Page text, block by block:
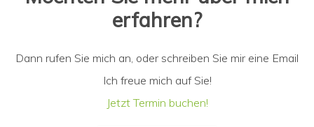
erfahren?
Dann rufen Sie mich an, oder schreiben Sie mir eine Email
Ich freue mich auf Sie!
Jetzt Termin buchen!